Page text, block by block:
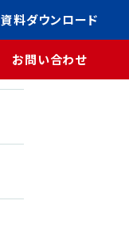
資料ダウンロード
お問い合わせ